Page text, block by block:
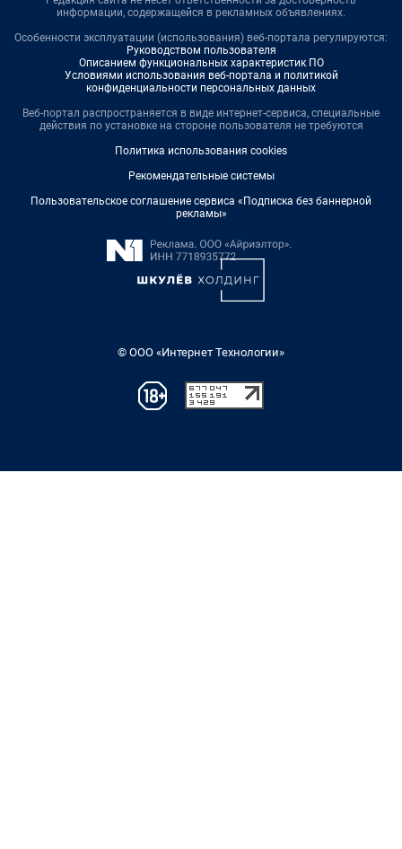
информации, содержащейся в рекламных объявлениях.
Особенности эксплуатации (использования) веб-портала регулируются:
Руководством пользователя
Описанием функциональных характеристик ПО
Условиями использования веб-портала и политикой
конфиденциальности персональных данных
Веб-портал распространяется в виде интернет-сервиса, специальные
действия по установке на стороне пользователя не требуются
Политика использования cookies
Рекомендательные системы
Пользовательское соглашение сервиса «Подписка без баннерной
рекламы»
© ООО «Интернет Технологии»